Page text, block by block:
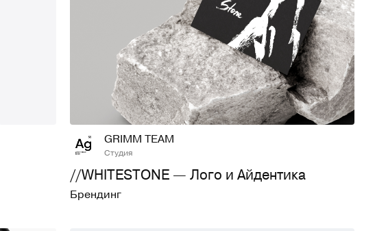
25 604
GRIMM TEAM
Студия
//WHITESTONE — Лого и Айдентика
Брендинг